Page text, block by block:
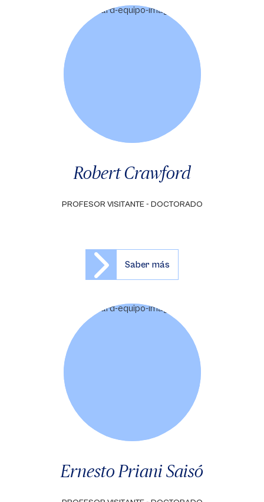
Robert Crawford
PROFESOR VISITANTE - DOCTORADO
Saber más
Ernesto Priani Saisó